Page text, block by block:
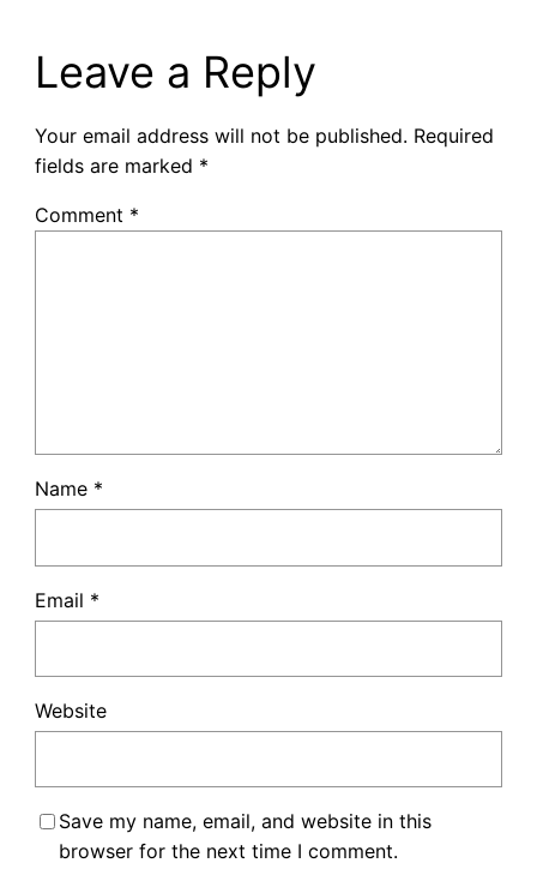
Leave a Reply
Your email address will not be published. Required
fields are marked *
Comment *
Name *
Email *
Website
Save my name, email, and website in this
browser for the next time I comment.